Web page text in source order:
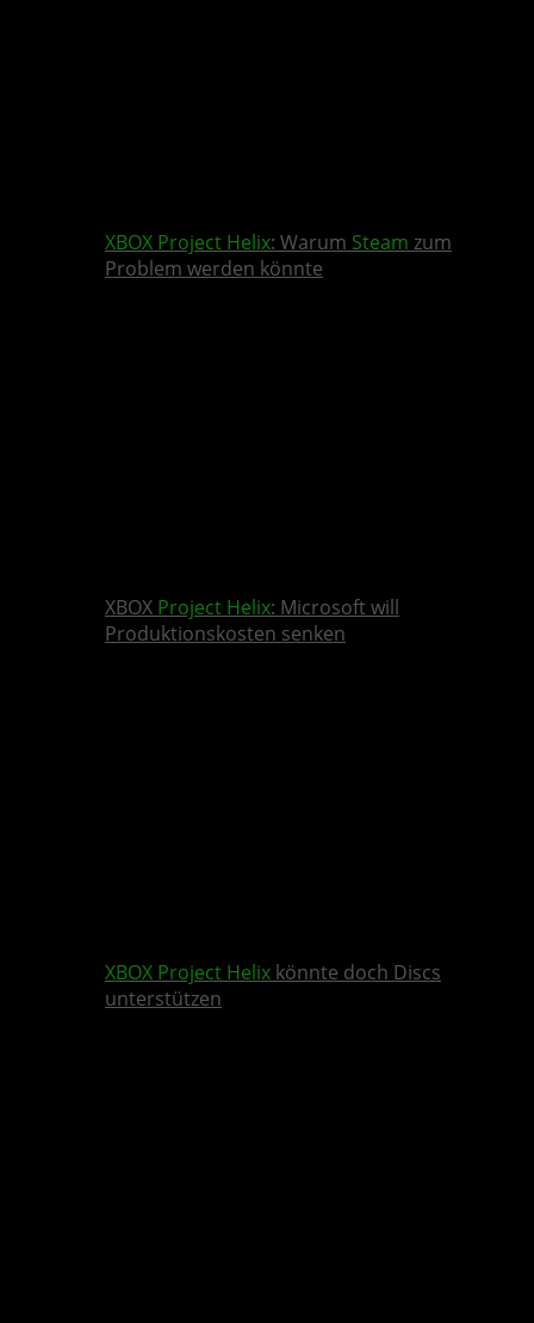
XBOX Project Helix: Warum Steam zum
Problem werden könnte
XBOX Project Helix: Microsoft will
Produktionskosten senken
XBOX Project Helix könnte doch Discs
unterstützen